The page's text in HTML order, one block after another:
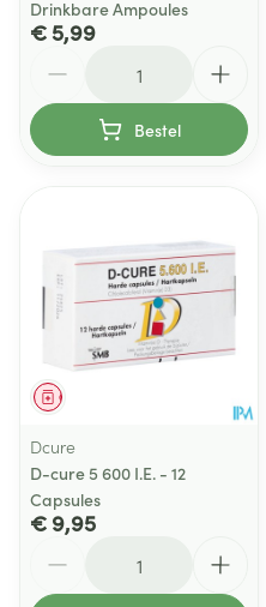
Drinkbare Ampoules
€ 5,99
Bestel
Geneesmiddel
Dcure
D-cure 5 600 I.E. - 12
Capsules
€ 9,95